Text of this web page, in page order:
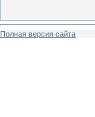
Полная версия сайта